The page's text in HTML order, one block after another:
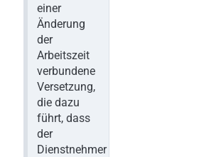
einer
Änderung
der
Arbeitszeit
verbundene
Versetzung,
die dazu
führt, dass
der
Dienstnehmer